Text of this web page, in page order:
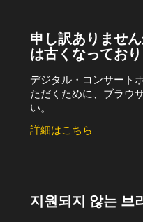
申し訳ありませ
は古くなってお
デジタル・コンサート
ただくために、ブラウ
い。
詳細はこちら
지원되지 않는 브